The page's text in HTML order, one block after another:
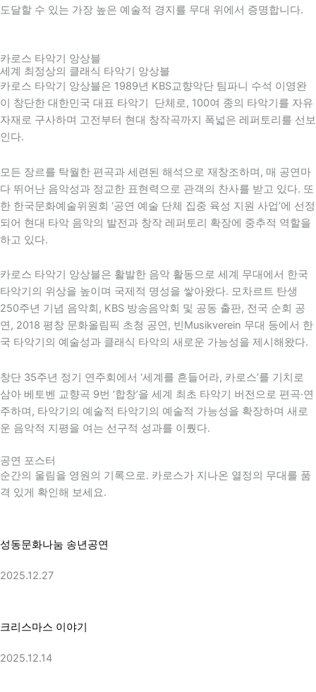
도달할 수 있는 가장 높은 예술적 경지를 무대 위에서 증명합니다.
카로스 타악기 앙상블
세계 최정상의 클래식 타악기 앙상블
카로스 타악기 앙상블은 1989년 KBS교향악단 팀파니 수석 이영완
이 창단한 대한민국 대표 타악기 단체로, 100여 종의 타악기를 자유
자재로 구사하며 고전부터 현대 창작곡까지 폭넓은 레퍼토리를 선보
인다.
모든 장르를 탁월한 편곡과 세련된 해석으로 재창조하며, 매 공연마
다 뛰어난 음악성과 정교한 표현력으로 관객의 찬사를 받고 있다. 또
한 한국문화예술위원회 ‘공연 예술 단체 집중 육성 지원 사업’에 선정
되어 현대 타악 음악의 발전과 창작 레퍼토리 확장에 중추적 역할을
하고 있다.
카로스 타악기 앙상블은 활발한 음악 활동으로 세계 무대에서 한국
타악기의 위상을 높이며 국제적 명성을 쌓아왔다. 모차르트 탄생
250주년 기념 음악회, KBS 방송음악회 및 공동 출판, 전국 순회 공
연, 2018 평창 문화올림픽 초청 공연, 빈Musikverein 무대 등에서 한
국 타악기의 예술성과 클래식 타악의 새로운 가능성을 제시해왔다.
창단 35주년 정기 연주회에서 ‘세계를 흔들어라, 카로스’를 기치로
삼아 베토벤 교향곡 9번 ‘합창’을 세계 최초 타악기 버전으로 편곡·연
주하며, 타악기의 예술적 타악기의 예술적 가능성을 확장하며 새로
운 음악적 지평을 여는 선구적 성과를 이뤘다.
공연 포스터
순간의 울림을 영원의 기록으로. 카로스가 지나온 열정의 무대를 품
격 있게 확인해 보세요.
성동문화나눔 송년공연
2025.12.27
크리스마스 이야기
2025.12.14